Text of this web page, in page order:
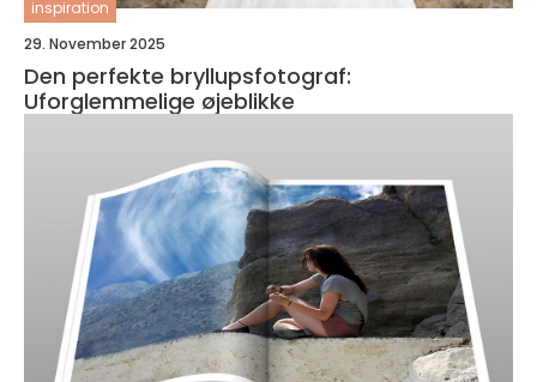
inspiration
29. November 2025
Den perfekte bryllupsfotograf:
Uforglemmelige øjeblikke